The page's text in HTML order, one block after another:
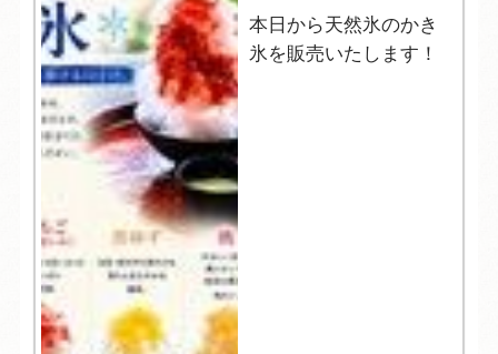
本日から天然氷のかき
氷を販売いたします！